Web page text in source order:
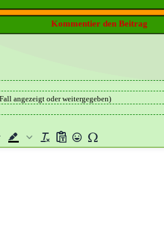
Kommentier den Beitrag
angezeigt oder weitergegeben)